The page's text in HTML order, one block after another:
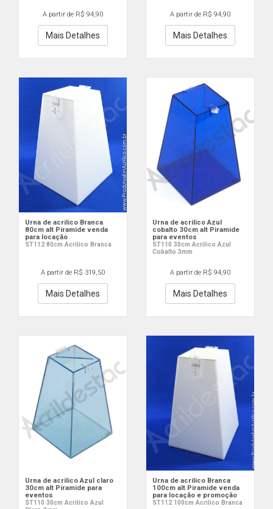
A partir de R$ 94,90
Mais Detalhes
A partir de R$ 94,90
Mais Detalhes
Urna de acrilico Branca
80cm alt Piramide venda
para locação
ST112 80cm Acrilico Branca
A partir de R$ 319,50
Mais Detalhes
Urna de acrilico Azul
cobalto 30cm alt Piramide
para eventos
ST110 30cm Acrilico Azul
Cobalto 3mm
A partir de R$ 94,90
Mais Detalhes
Urna de acrilico Azul claro
30cm alt Piramide para
eventos
ST110 30cm Acrilico Azul
Urna de acrilico Branca
100cm alt Piramide venda
para locação e promoção
ST112 100cm Acrilico Branca